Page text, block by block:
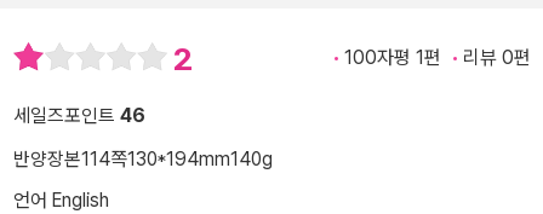
2 100자평 1편 리뷰 0편
세일즈포인트 46
반양장본114쪽130*194mm140g
언어 English